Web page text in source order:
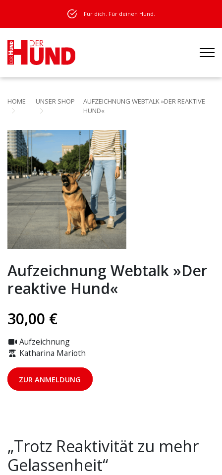
Für dich. Für deinen Hund.
HOME UNSER SHOP
AUFZEICHNUNG WEBTALK »DER REAKTIVE
HUND«
Aufzeichnung Webtalk »Der
reaktive Hund«
30,00 €
Aufzeichnung
Katharina Marioth
ZUR ANMELDUNG
Menge
„Trotz Reaktivität zu mehr
Gelassenheit“